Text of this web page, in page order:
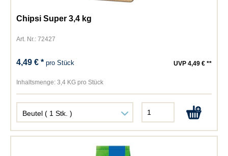
Chipsi Super 3,4 kg
Art. Nr.: 72427
4,49 € *pro Stück UVP 4,49 € **
Inhaltsmenge: 3,4 KG pro Stück